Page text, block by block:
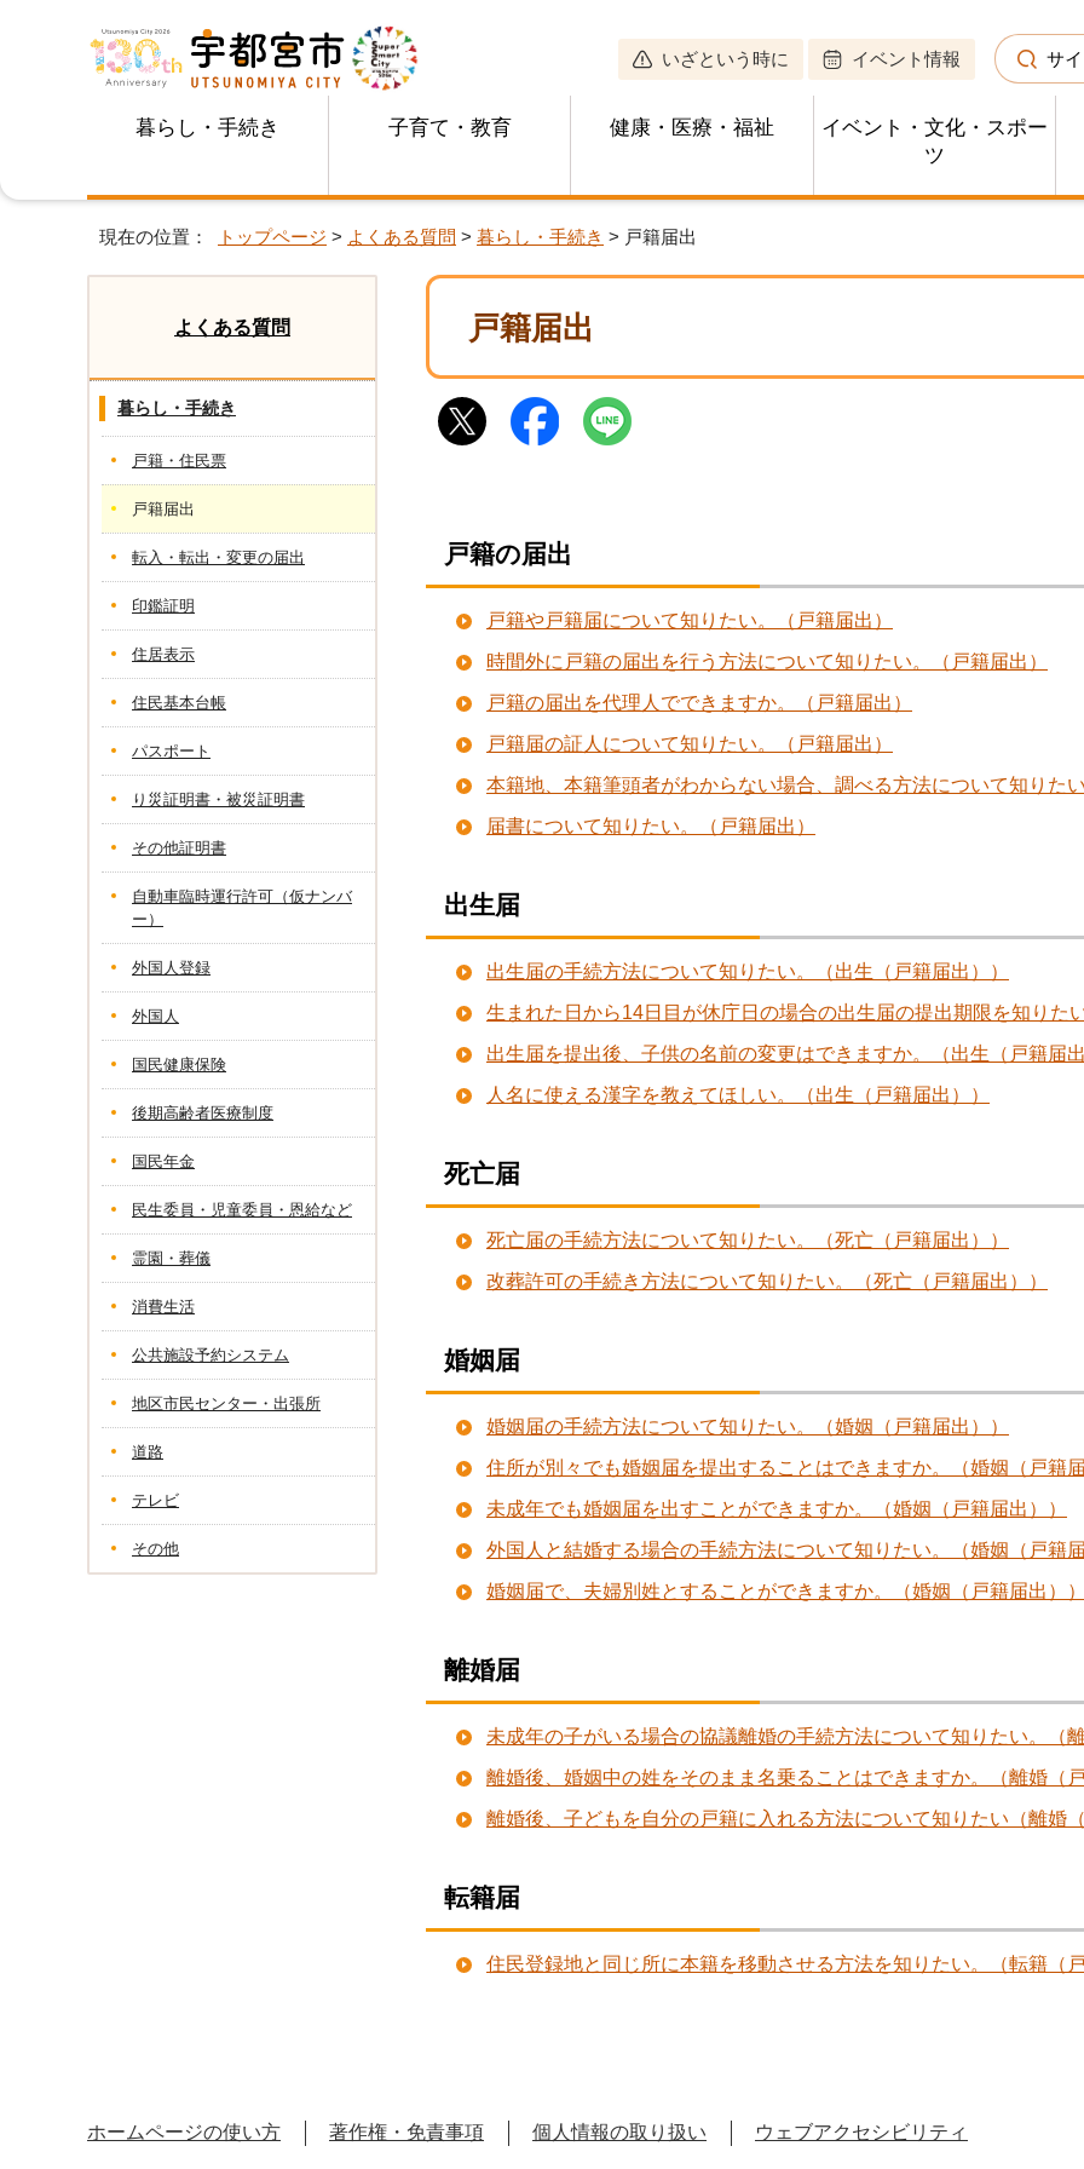
いざという時に イベント情報 サ
暮らし・手続き 子育て・教育 健康・医療・福祉
イベント・文化・スポー
ツ
現在の位置： トップページ > よくある質問 > 暮らし・手続き > 戸籍届出
戸籍届出
戸籍の届出
戸籍や戸籍届について知りたい。（戸籍届出）
時間外に戸籍の届出を行う方法について知りたい。（戸籍届出）
戸籍の届出を代理人でできますか。（戸籍届出）
戸籍届の証人について知りたい。（戸籍届出）
本籍地、本籍筆頭者がわからない場合、調べる方法について知りた
届書について知りたい。（戸籍届出）
出生届
出生届の手続方法について知りたい。（出生（戸籍届出））
生まれた日から14日目が休庁日の場合の出生届の提出期限を知りた
出生届を提出後、子供の名前の変更はできますか。（出生（戸籍届出
人名に使える漢字を教えてほしい。（出生（戸籍届出））
死亡届
死亡届の手続方法について知りたい。（死亡（戸籍届出））
改葬許可の手続き方法について知りたい。（死亡（戸籍届出））
婚姻届
婚姻届の手続方法について知りたい。（婚姻（戸籍届出））
住所が別々でも婚姻届を提出することはできますか。（婚姻（戸籍届
未成年でも婚姻届を出すことができますか。（婚姻（戸籍届出））
外国人と結婚する場合の手続方法について知りたい。（婚姻（戸籍届
婚姻届で、夫婦別姓とすることができますか。（婚姻（戸籍届出））
離婚届
未成年の子がいる場合の協議離婚の手続方法について知りたい。（
離婚後、婚姻中の姓をそのまま名乗ることはできますか。（離婚（戸
離婚後、子どもを自分の戸籍に入れる方法について知りたい（離婚（
転籍届
住民登録地と同じ所に本籍を移動させる方法を知りたい。（転籍（戸
よくある質問
暮らし・手続き
戸籍・住民票
戸籍届出
転入・転出・変更の届出
印鑑証明
住居表示
住民基本台帳
パスポート
り災証明書・被災証明書
その他証明書
自動車臨時運行許可（仮ナンバ
ー）
外国人登録
外国人
国民健康保険
後期高齢者医療制度
国民年金
民生委員・児童委員・恩給など
霊園・葬儀
消費生活
公共施設予約システム
地区市民センター・出張所
道路
テレビ
その他
ホームページの使い方 著作権・免責事項 個人情報の取り扱い ウェブアクセシビリティ